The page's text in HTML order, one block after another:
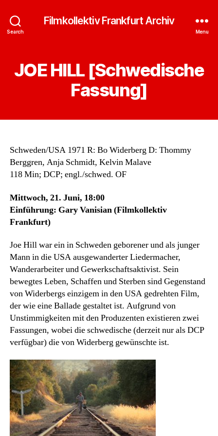
Search
Filmkollektiv Frankfurt Archiv
Menu
JOE HILL [Schwedische
Fassung]
Schweden/USA 1971 R: Bo Widerberg D: Thommy
Berggren, Anja Schmidt, Kelvin Malave
118 Min; DCP; engl./schwed. OF
Mittwoch, 21. Juni, 18:00
Einführung: Gary Vanisian (Filmkollektiv
Frankfurt)
Joe Hill war ein in Schweden geborener und als junger
Mann in die USA ausgewanderter Liedermacher,
Wanderarbeiter und Gewerkschaftsaktivist. Sein
bewegtes Leben, Schaffen und Sterben sind Gegenstand
von Widerbergs einzigem in den USA gedrehten Film,
der wie eine Ballade gestaltet ist. Aufgrund von
Unstimmigkeiten mit den Produzenten existieren zwei
Fassungen, wobei die schwedische (derzeit nur als DCP
verfügbar) die von Widerberg gewünschte ist.